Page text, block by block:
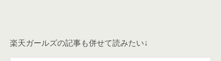
楽天ガールズの記事も併せて読みたい↓